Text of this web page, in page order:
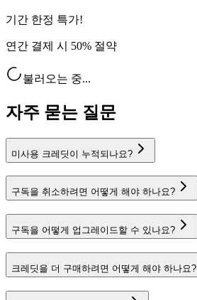
기간 한정 특가!
연간 결제 시 50% 절약
불러오는 중...
자주 묻는 질문
미사용 크레딧이 누적되나요?
구독을 취소하려면 어떻게 해야 하나요?
구독을 어떻게 업그레이드할 수 있나요?
크레딧을 더 구매하려면 어떻게 해야 하나요?